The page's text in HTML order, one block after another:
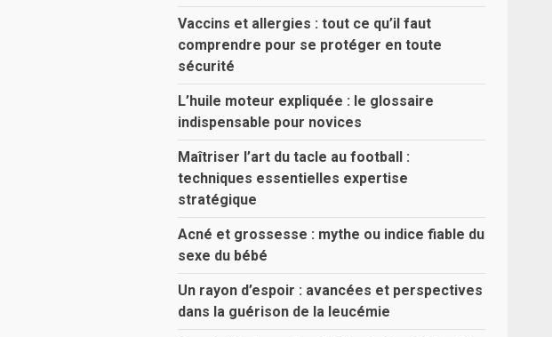
Vaccins et allergies : tout ce qu’il faut
comprendre pour se protéger en toute
sécurité
L’huile moteur expliquée : le glossaire
indispensable pour novices
Maîtriser l’art du tacle au football :
techniques essentielles expertise
stratégique
Acné et grossesse : mythe ou indice fiable du
sexe du bébé
Un rayon d’espoir : avancées et perspectives
dans la guérison de la leucémie